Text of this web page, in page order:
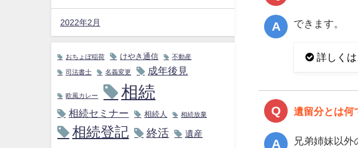
できます。
詳しく
遺留分とは何
兄弟姉妹以外
2022年2月
おちょぼ稲荷 けやき通信 不動産
司法書士 名義変更 成年後見
欧風カレー 相続
相続セミナー 相続人 相続放棄
相続登記 終活 遺産